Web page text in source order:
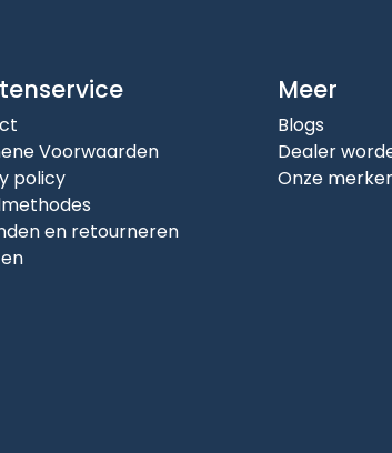
Voorwaarden
policy
en retourneren
Meer
Blogs
Dealer
Onze